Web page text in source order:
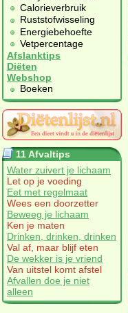
Calorieverbruik
Ruststofwisseling
Energiebehoefte
Vetpercentage
Afslanktips
Diëten
Webshop
Boeken
11 Afvaltips
Water zuivert je lichaam
Let op je voeding
Eet met regelmaat
Wees een doorzetter
Beweeg je lichaam
Ken je maten
Drinken, drinken, drinken
Val af, maar blijf eten
De wekker is je vriend
Van uitstel komt afstel
Afvallen doe je niet
alleen